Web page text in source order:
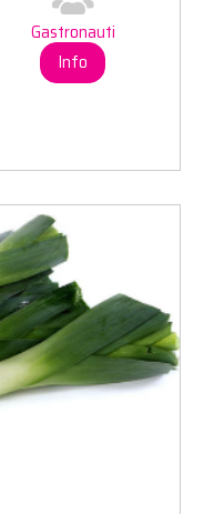
Gastronauti
Info